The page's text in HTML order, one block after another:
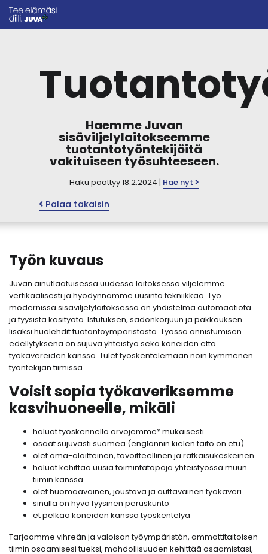
Haemme Juvan
sisäviljelylaitokseemme
tuotantotyöntekijöitä
vakituiseen työsuhteeseen.
Haku päättyy 18.2.2024 | Hae nyt
Palaa takaisin
Työn kuvaus
Juvan ainutlaatuisessa uudessa laitoksessa viljelemme
vertikaalisesti ja hyödynnämme uusinta tekniikkaa. Työ
modernissa sisäviljelylaitoksessa on yhdistelmä automaatiota
ja fyysistä käsityötä. Istutuksen, sadonkorjuun ja pakkauksen
lisäksi huolehdit tuotantoympäristöstä. Työssä onnistumisen
edellytyksenä on sujuva yhteistyö sekä koneiden että
työkavereiden kanssa. Tulet työskentelemään noin kymmenen
työntekijän tiimissä.
Voisit sopia työkaveriksemme
kasvihuoneelle, mikäli
haluat työskennellä arvojemme* mukaisesti
osaat sujuvasti suomea (englannin kielen taito on etu)
olet oma-aloitteinen, tavoitteellinen ja ratkaisukeskeinen
haluat kehittää uusia toimintatapoja yhteistyössä muun
tiimin kanssa
olet huomaavainen, joustava ja auttavainen työkaveri
sinulla on hyvä fyysinen peruskunto
et pelkää koneiden kanssa työskentelyä
Tarjoamme vihreän ja valoisan työympäristön, ammattitaitoisen
tiimin osaamisesi tueksi, mahdollisuuden kehittää osaamistasi,